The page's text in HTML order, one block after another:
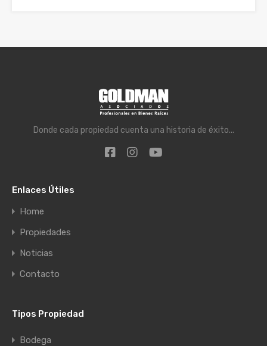
Donde cada propiedad cuenta una historia de éxito...
Enlaces Útiles
Home
Propiedades
Noticias
Contacto
Tipos Propiedad
Bodega